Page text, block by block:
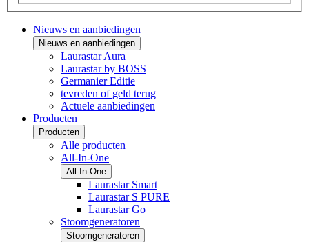
Nieuws en aanbiedingen
Nieuws en aanbiedingen
Laurastar Aura
Laurastar by BOSS
Germanier Editie
tevreden of geld terug
Actuele aanbiedingen
Producten
Producten
Alle producten
All-In-One
All-In-One
Laurastar Smart
Laurastar S PURE
Laurastar Go
Stoomgeneratoren
Stoomgeneratoren